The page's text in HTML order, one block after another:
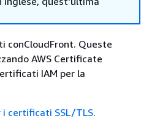
conCloudFront. Queste
AWS Certificate
IAM per la
certificati SSL/TLS.